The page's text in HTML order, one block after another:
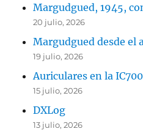
Margudgued, 1945,
20 julio, 2026
Margudgued desde el
19 julio, 2026
Auriculares en la
15 julio, 2026
DXLog
13 julio, 2026